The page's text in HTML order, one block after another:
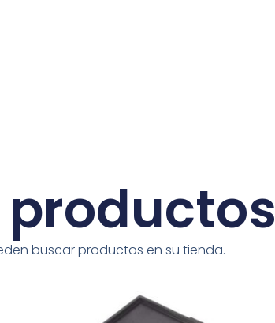
productos
buscar productos en su tienda.